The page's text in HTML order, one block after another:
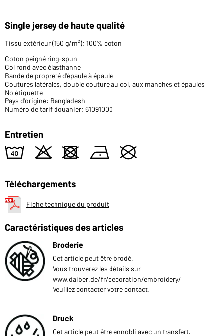
Single jersey de haute qualité
Tissu extérieur (150 g/m²): 100% coton
Coton peigné ring-spun
Col rond avec élasthanne
Bande de propreté d'épaule à épaule
Coutures latérales, double couture au col, aux manches et épaules
No étiquette
Pays d'origine: Bangladesh
Numéro de tarif douanier: 61091000
Entretien
8 o d n U
Téléchargements
Fiche technique du produit
Caractéristiques des articles
Broderie
Cet article peut être brodé.
Vous trouverez les détails sur
www.daiber.de/fr/decoration/embroidery/
Veuillez contacter votre contact.
Druck
Cet article peut être ennobli avec un transfert.